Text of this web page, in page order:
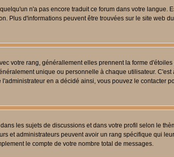
n'a pas encore traduit ce forum dans votre langue.
Plus d'informations peuvent être trouvées sur le site web
votre rang, générallement elles prennent la forme
unique ou personnelle à chaque utilisateur.
en a décidé ainsi, vous pouvez le contacter
les sujets de discussions et dans votre profil selon le
et administrateurs peuvent avoir un rang spécifique qui
le compte de votre nombre total de messages.